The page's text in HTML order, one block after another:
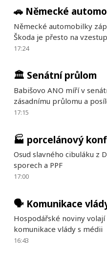
🚗 Německé
Německé automobilky
Škoda je přesto na
17:24
🏛️ Senátní průlom
Babišovo ANO míří v
zásadnímu průlomu a
17:15
🏭 porcelánový
Osud slavného cibuláku z
sporech a PPF
17:00
🗣️ Komunikace
Hospodářské noviny
komunikace vlády s médii
16:43